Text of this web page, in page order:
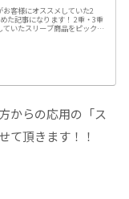
客様にオススメしていた2
た記事になります！ 2重・3重
いたスリーブ商品をピックア
からの応用の「ス
て頂きます！！